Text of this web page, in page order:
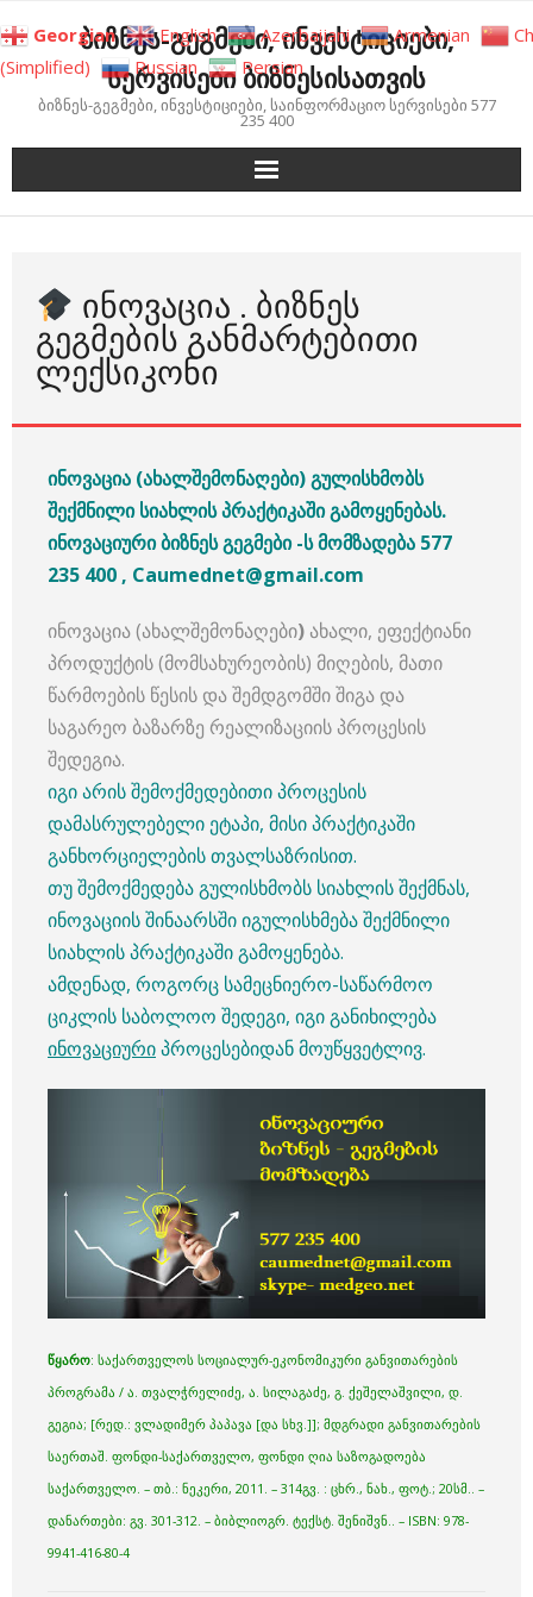
to
content
ბიზნეს-გეგმები, ინვესტიციები,
სერვისები ბიზნესისათვის
ბიზნეს-გეგმები, ინვესტიციები, საინფორმაციო სერვისები 577
235 400
ᲘᲜᲝᲕᲐᲪᲘᲐ . ᲑᲘᲖᲜᲔᲡ
ᲒᲔᲒᲛᲔᲑᲘᲡ ᲒᲐᲜᲛᲐᲠᲢᲔᲑᲘᲗᲘ
ᲚᲔᲥᲡᲘᲙᲝᲜᲘ
ინოვაცია (ახალშემონაღები) გულისხმობს
შექმნილი სიახლის პრაქტიკაში გამოყენებას.
ინოვაციური ბიზნეს გეგმები -ს მომზადება 577
235 400 , Caumednet@gmail.com
ინოვაცია (ახალშემონაღები) ახალი, ეფექტიანი
პროდუქტის (მომსახურეობის) მიღების, მათი
წარმოების წესის და შემდგომში შიგა და
საგარეო ბაზარზე რეალიზაციის პროცესის
შედეგია.
იგი არის შემოქმედებითი პროცესის
დამასრულებელი ეტაპი, მისი პრაქტიკაში
განხორციელების თვალსაზრისით.
თუ შემოქმედება გულისხმობს სიახლის შექმნას,
ინოვაციის შინაარსში იგულისხმება შექმნილი
სიახლის პრაქტიკაში გამოყენება.
ამდენად, როგორც სამეცნიერო-საწარმოო
ციკლის საბოლოო შედეგი, იგი განიხილება
ინოვაციურიპროცესებიდან მოუწყვეტლივ.
წყარო: საქართველოს სოციალურ-ეკონომიკური განვითარების
პროგრამა / ა. თვალჭრელიძე, ა. სილაგაძე, გ. ქეშელაშვილი, დ.
გეგია; [რედ.: ვლადიმერ პაპავა [და სხვ.]]; მდგრადი განვითარების
საერთაშ. ფონდი-საქართველო, ფონდი ღია საზოგადოება
საქართველო. – თბ.: ნეკერი, 2011. – 314გვ. : ცხრ., ნახ., ფოტ.; 20სმ.. –
დანართები: გვ. 301-312. – ბიბლიოგრ. ტექსტ. შენიშვნ.. – ISBN: 978-
9941-416-80-4
Georgian English Azerbaijani Armenian
(Simplified)
Russian Persian